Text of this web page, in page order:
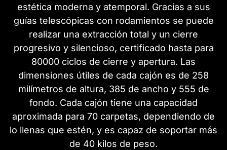
estética moderna y atemporal. Gracias a sus
guías telescópicas con rodamientos se puede
realizar una extracción total y un cierre
progresivo y silencioso, certificado hasta para
80000 ciclos de cierre y apertura. Las
dimensiones útiles de cada cajón es de 258
milímetros de altura, 385 de ancho y 555 de
fondo. Cada cajón tiene una capacidad
aproximada para 70 carpetas, dependiendo de
lo llenas que estén, y es capaz de soportar más
de 40 kilos de peso.